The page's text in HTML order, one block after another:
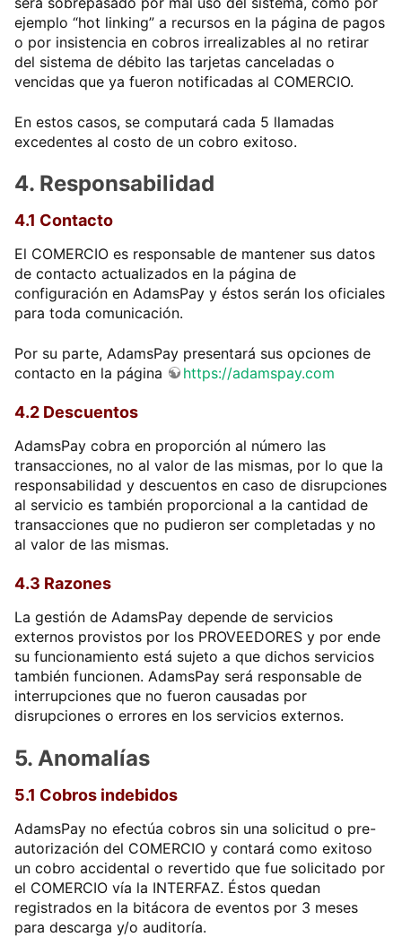
ejemplo “hot linking” a recursos en la página de pagos
o por insistencia en cobros irrealizables al no retirar
del sistema de débito las tarjetas canceladas o
vencidas que ya fueron notificadas al COMERCIO.
En estos casos, se computará cada 5 llamadas
excedentes al costo de un cobro exitoso.
4. Responsabilidad
4.1 Contacto
El COMERCIO es responsable de mantener sus datos
de contacto actualizados en la página de
configuración en AdamsPay y éstos serán los oficiales
para toda comunicación.
Por su parte, AdamsPay presentará sus opciones de
contacto en la página
https://adamspay.com
4.2 Descuentos
AdamsPay cobra en proporción al número las
transacciones, no al valor de las mismas, por lo que la
responsabilidad y descuentos en caso de disrupciones
al servicio es también proporcional a la cantidad de
transacciones que no pudieron ser completadas y no
al valor de las mismas.
4.3 Razones
La gestión de AdamsPay depende de servicios
externos provistos por los PROVEEDORES y por ende
su funcionamiento está sujeto a que dichos servicios
también funcionen. AdamsPay será responsable de
interrupciones que no fueron causadas por
disrupciones o errores en los servicios externos.
5. Anomalías
5.1 Cobros indebidos
AdamsPay no efectúa cobros sin una solicitud o pre-
autorización del COMERCIO y contará como exitoso
un cobro accidental o revertido que fue solicitado por
el COMERCIO vía la INTERFAZ. Éstos quedan
registrados en la bitácora de eventos por 3 meses
para descarga y/o auditoría.